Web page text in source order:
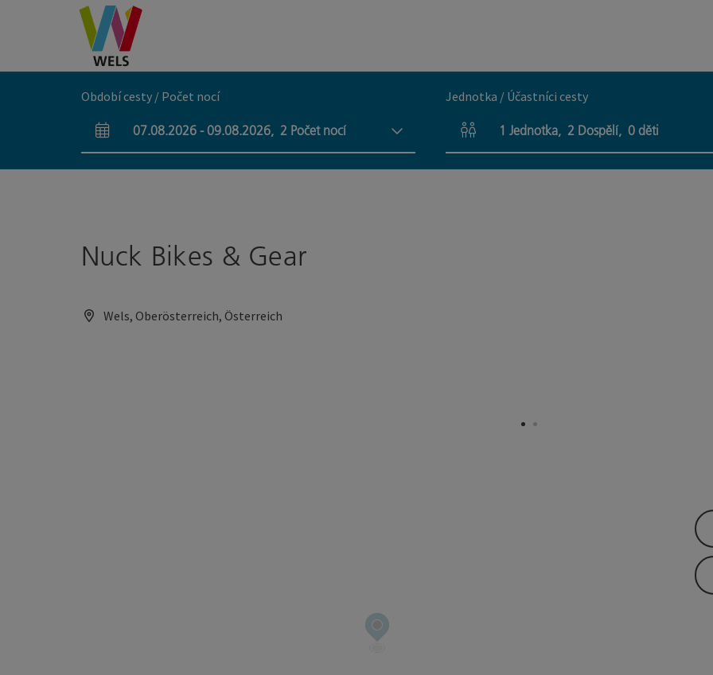
Accesskey
[0]
NavigaceAccesskey
[1]
Začátek stránky Accesskey
[2]
Období cesty / Počet nocí
Pole příjezdu a odjezdu
07.08.2026 -09.08.2026, 2 Počet nocí
Jednotka / Účastníci cesty
Počet jednotek a polí pro osoby
1 Jednotka, 2 Dospělí, 0 děti
Nuck Bikes & Gear
Wels, Oberösterreich, Österreich